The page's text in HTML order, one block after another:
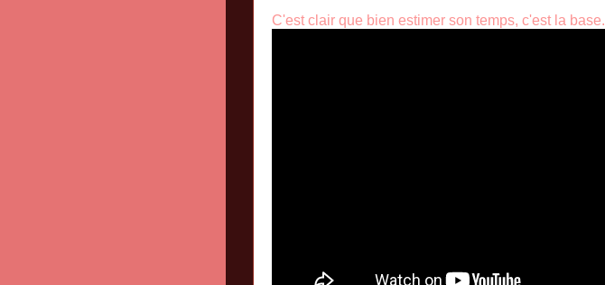
C'est clair que bien estimer son temps, c'est la